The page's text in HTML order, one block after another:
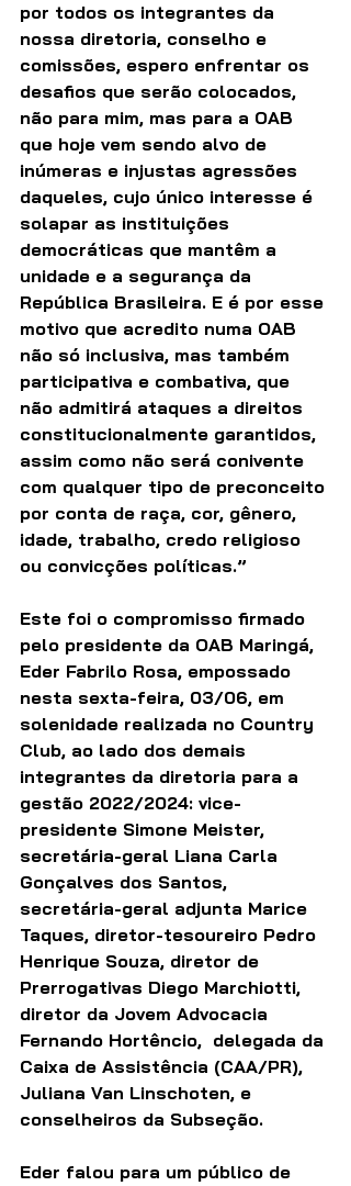
por todos os integrantes da
nossa diretoria, conselho e
comissões, espero enfrentar os
desafios que serão colocados,
não para mim, mas para a OAB
que hoje vem sendo alvo de
inúmeras e injustas agressões
daqueles, cujo único interesse é
solapar as instituições
democráticas que mantêm a
unidade e a segurança da
República Brasileira. E é por esse
motivo que acredito numa OAB
não só inclusiva, mas também
participativa e combativa, que
não admitirá ataques a direitos
constitucionalmente garantidos,
assim como não será conivente
com qualquer tipo de preconceito
por conta de raça, cor, gênero,
idade, trabalho, credo religioso
ou convicções políticas.”
Este foi o compromisso firmado
pelo presidente da OAB Maringá,
Eder Fabrilo Rosa, empossado
nesta sexta-feira, 03/06, em
solenidade realizada no Country
Club, ao lado dos demais
integrantes da diretoria para a
gestão 2022/2024: vice-
presidente Simone Meister,
secretária-geral Liana Carla
Gonçalves dos Santos,
secretária-geral adjunta Marice
Taques, diretor-tesoureiro Pedro
Henrique Souza, diretor de
Prerrogativas Diego Marchiotti,
diretor da Jovem Advocacia
Fernando Hortêncio,  delegada da
Caixa de Assistência (CAA/PR),
Juliana Van Linschoten, e
conselheiros da Subseção.
Eder falou para um público de